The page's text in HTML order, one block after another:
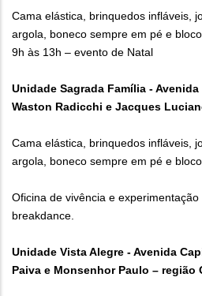
Cama elástica, brinquedos infláveis,
argola, boneco sempre em pé e
9h às 13h – evento de Natal
Unidade Sagrada Família -
Waston Radicchi e Jacques
Cama elástica, brinquedos infláveis,
argola, boneco sempre em pé e
Oficina de vivência e
breakdance.
Unidade Vista Alegre - Avenida
Paiva e Monsenhor Paulo – região